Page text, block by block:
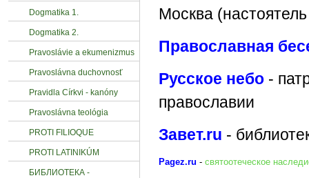
Москва
Православная
Русское небо -
православии
Завет.ru -
Pagez.ru - святоотеческое
Dogmatika 1.
Dogmatika 2.
Pravoslávie a ekumenizmus
Pravoslávna duchovnosť
Pravidla Církvi - kanóny
Pravoslávna teológia
PROTI FILIOQUE
PROTI LATINIKÚM
БИБЛИОТЕКА -